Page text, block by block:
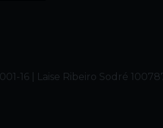
16 | Laise Ribeiro Sodré